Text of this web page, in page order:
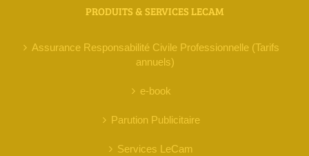
PRODUITS & SERVICES LECAM
Assurance Responsabilité Civile Professionnelle (Tarifs
annuels)
e-book
Parution Publicitaire
Services LeCam